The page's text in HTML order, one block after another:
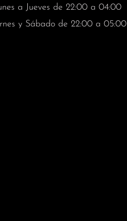
a Jueves de 22:00 a 04:00
y Sábado de 22:00 a 05:00